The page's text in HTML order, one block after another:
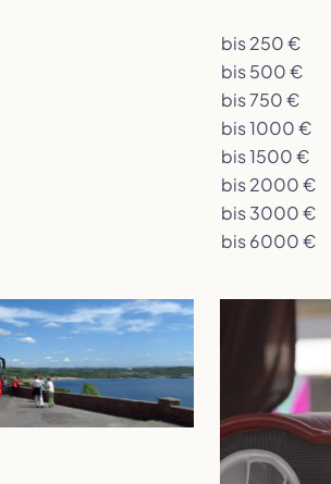
bis 250 €
bis 500 €
bis 750 €
bis 1000 €
bis 1500 €
bis 2000 €
bis 3000 €
bis 6000 €